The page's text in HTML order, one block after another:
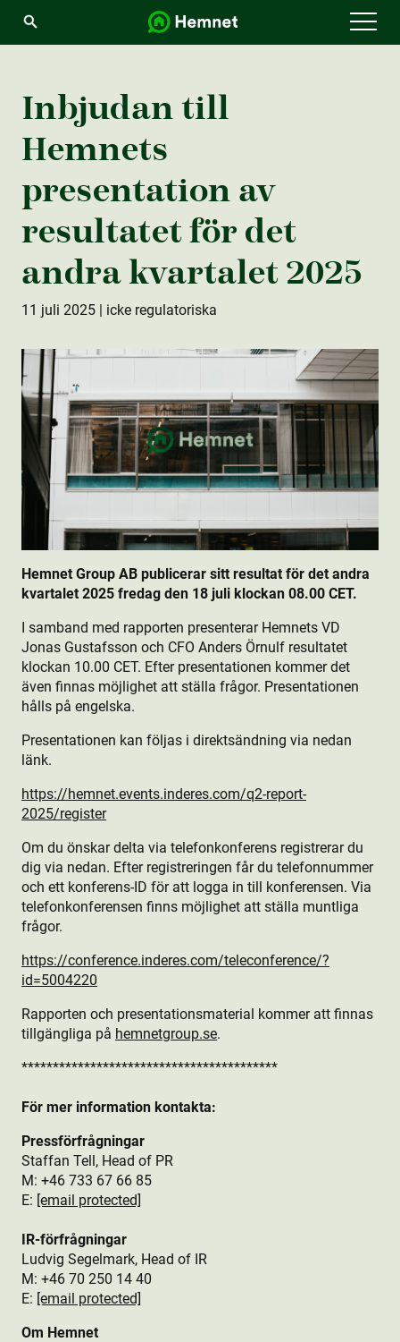
Inbjudan till
Hemnets
presentation av
resultatet för det
andra kvartalet 2025
11 juli 2025 | icke regulatoriska
Hemnet Group AB publicerar sitt resultat för det andra
kvartalet 2025 fredag den 18 juli klockan 08.00 CET.
I samband med rapporten presenterar Hemnets VD
Jonas Gustafsson och CFO Anders Örnulf resultatet
klockan 10.00 CET. Efter presentationen kommer det
även finnas möjlighet att ställa frågor. Presentationen
hålls på engelska.
Presentationen kan följas i direktsändning via nedan
länk.
https://hemnet.events.inderes.com/q2-report-
2025/register
Om du önskar delta via telefonkonferens registrerar du
dig via nedan. Efter registreringen får du telefonnummer
och ett konferens-ID för att logga in till konferensen. Via
telefonkonferensen finns möjlighet att ställa muntliga
frågor.
https://conference.inderes.com/teleconference/?
id=5004220
Rapporten och presentationsmaterial kommer att finnas
tillgängliga på hemnetgroup.se.
*****************************************
För mer information kontakta:
Pressförfrågningar
Staffan Tell, Head of PR
M: +46 733 67 66 85
E: [email protected]
IR-förfrågningar
Ludvig Segelmark, Head of IR
M: +46 70 250 14 40
E: [email protected]
Om Hemnet